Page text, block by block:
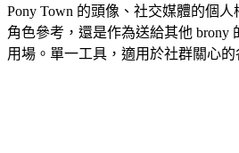
Pony Town 的頭像、社交媒體的個
角色參考，還是作為送給其他 brony
用場。單一工具，適用於社群關心的